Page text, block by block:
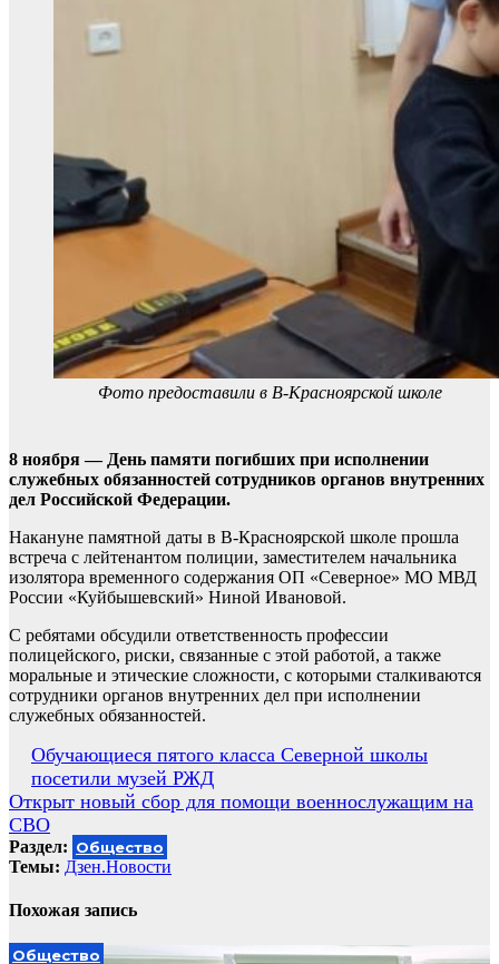
Фото предоставили в В-Красноярской школе
8 ноября — День памяти погибших при исполнении
служебных обязанностей сотрудников органов внутренних
дел Российской Федерации.
Накануне памятной даты в В-Красноярской школе прошла
встреча с лейтенантом полиции, заместителем начальника
изолятора временного содержания ОП «Северное» МО МВД
России «Куйбышевский» Ниной Ивановой.
С ребятами обсудили ответственность профессии
полицейского, риски, связанные с этой работой, а также
моральные и этические сложности, с которыми сталкиваются
сотрудники органов внутренних дел при исполнении
служебных обязанностей.
Навигация
по
записям
Обучающиеся пятого класса Северной школы
посетили музей РЖД
Открыт новый сбор для помощи военнослужащим на
СВО
Раздел: Общество
Темы: Дзен.Новости
Похожая запись
Общество